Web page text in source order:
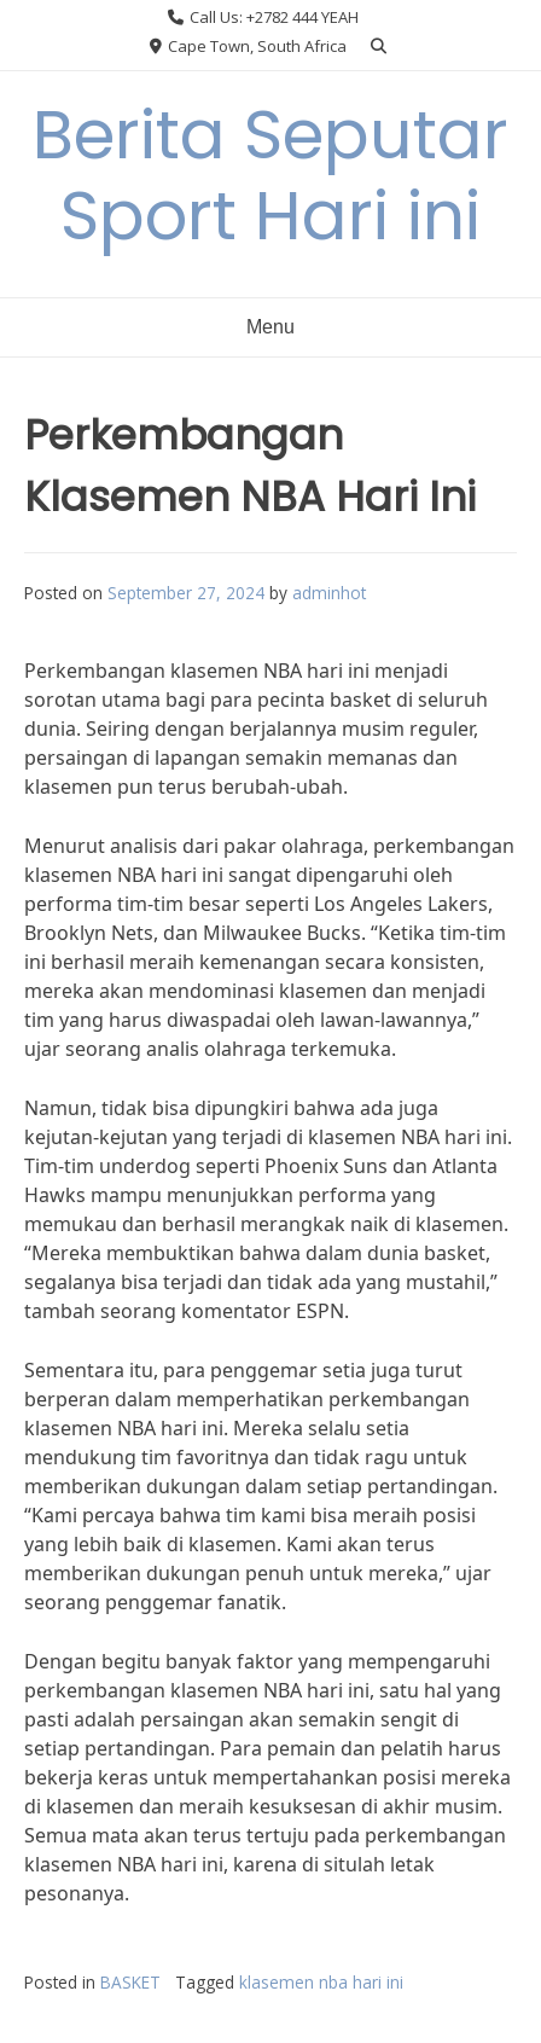
Call Us: +2782 444 YEAH
Cape Town, South Africa
Berita Seputar
Sport Hari ini
Menu
Perkembangan
Klasemen NBA Hari Ini
Posted on September 27, 2024 by adminhot
Perkembangan klasemen NBA hari ini menjadi
sorotan utama bagi para pecinta basket di seluruh
dunia. Seiring dengan berjalannya musim reguler,
persaingan di lapangan semakin memanas dan
klasemen pun terus berubah-ubah.
Menurut analisis dari pakar olahraga, perkembangan
klasemen NBA hari ini sangat dipengaruhi oleh
performa tim-tim besar seperti Los Angeles Lakers,
Brooklyn Nets, dan Milwaukee Bucks. “Ketika tim-tim
ini berhasil meraih kemenangan secara konsisten,
mereka akan mendominasi klasemen dan menjadi
tim yang harus diwaspadai oleh lawan-lawannya,”
ujar seorang analis olahraga terkemuka.
Namun, tidak bisa dipungkiri bahwa ada juga
kejutan-kejutan yang terjadi di klasemen NBA hari ini.
Tim-tim underdog seperti Phoenix Suns dan Atlanta
Hawks mampu menunjukkan performa yang
memukau dan berhasil merangkak naik di klasemen.
“Mereka membuktikan bahwa dalam dunia basket,
segalanya bisa terjadi dan tidak ada yang mustahil,”
tambah seorang komentator ESPN.
Sementara itu, para penggemar setia juga turut
berperan dalam memperhatikan perkembangan
klasemen NBA hari ini. Mereka selalu setia
mendukung tim favoritnya dan tidak ragu untuk
memberikan dukungan dalam setiap pertandingan.
“Kami percaya bahwa tim kami bisa meraih posisi
yang lebih baik di klasemen. Kami akan terus
memberikan dukungan penuh untuk mereka,” ujar
seorang penggemar fanatik.
Dengan begitu banyak faktor yang mempengaruhi
perkembangan klasemen NBA hari ini, satu hal yang
pasti adalah persaingan akan semakin sengit di
setiap pertandingan. Para pemain dan pelatih harus
bekerja keras untuk mempertahankan posisi mereka
di klasemen dan meraih kesuksesan di akhir musim.
Semua mata akan terus tertuju pada perkembangan
klasemen NBA hari ini, karena di situlah letak
pesonanya.
Posted in BASKET Tagged klasemen nba hari ini